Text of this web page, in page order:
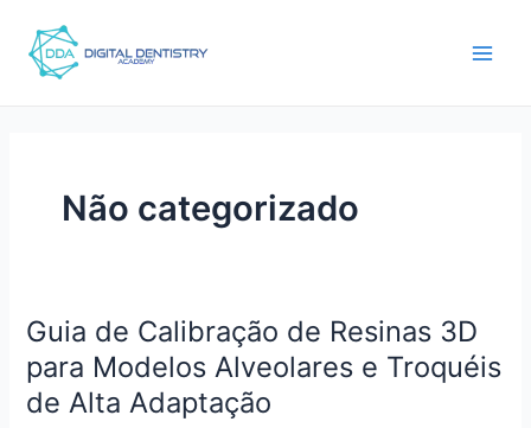
para
Não categorizado
Guia de Calibração de Resinas 3D
para Modelos Alveolares e Troquéis
de Alta Adaptação
Guia
Calibração
de
paginação